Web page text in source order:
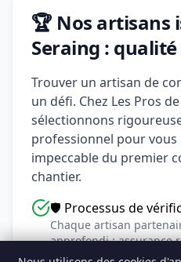
🏆 Nos artisans
Seraing :
Trouver un artisan de
un défi. Chez Les Pros
sélectionnons
professionnel pour
impeccable du premier
chantier.
🛡️ Processus de
Chaque artisan
approfondi : assurance
numéro BCE valide,